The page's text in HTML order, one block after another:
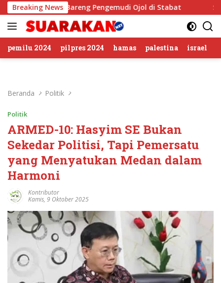
Langsung
ke
konten
Breaking News
Ngopi Bareng Pengemudi Ojol di Stabat Sambut
pemilu 2024 pilpres 2024 hamas palestina israel
Beranda Politik
Politik
ARMED-10: Hasyim SE Bukan
Sekedar Politisi, Tapi Pemersatu
yang Menyatukan Medan dalam
Harmoni
Kontributor
Kamis, 9 Oktober 2025